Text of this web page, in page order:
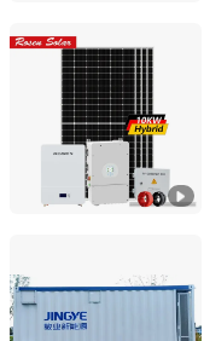
Rosen Solar Energy
Anhui, China
Hebei Jingye New
Hebei, China